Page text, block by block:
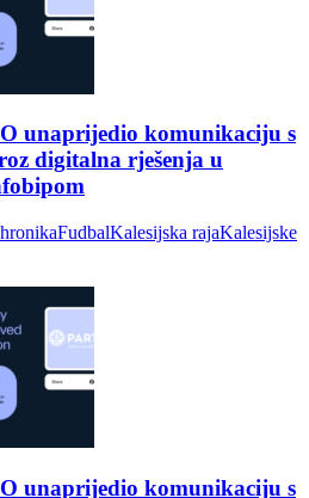
unaprijedio komunikaciju s
digitalna rješenja u
FudbalKalesijska rajaKalesijske
unaprijedio komunikaciju s